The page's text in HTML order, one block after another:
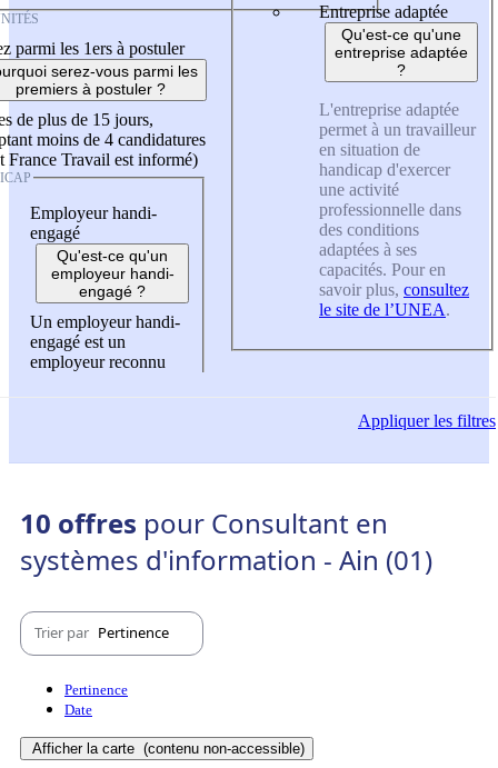
parmi les 1ers à postuler
serez-vous parmi les
premiers à postuler ?
de plus de 15 jours,
moins de 4 candidatures
France Travail est informé)
Employeur handi-
engagé
Qu'est-ce qu'un
employeur handi-
engagé ?
Un employeur handi-
engagé est un
employeur reconnu
Entreprise adaptée
Qu'est-ce qu'une
entreprise adaptée
?
L'entreprise adaptée
permet à un travailleur
en situation de
handicap d'exercer
une activité
professionnelle dans
des conditions
adaptées à ses
capacités. Pour en
savoir plus, consultez
le site de l’UNEA.
Appliquerles filtres
10 offres pour Consultant en
systèmes d'information - Ain (01)
Trier par Pertinence
Pertinence
Date
Afficher la carte (contenu non-accessible)